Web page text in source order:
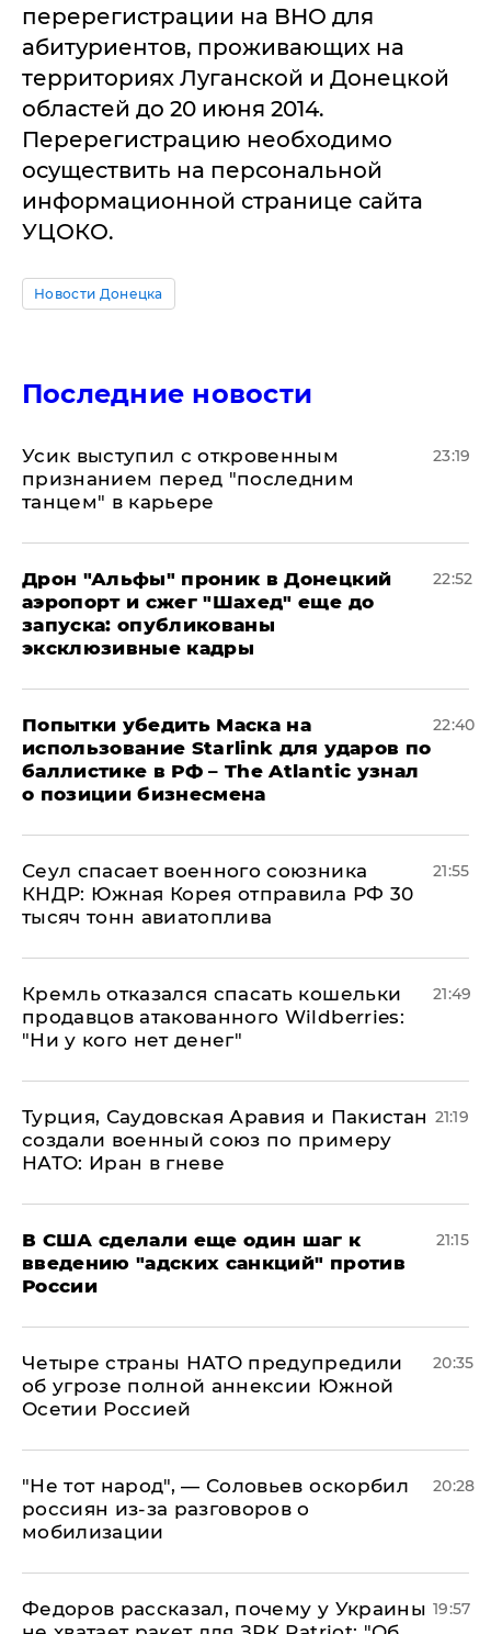
перерегистрации на ВНО для
абитуриентов, проживающих на
территориях Луганской и Донецкой
областей до 20 июня 2014.
Перерегистрацию необходимо
осуществить на персональной
информационной странице сайта
УЦОКО.
Новости Донецка
Последние новости
Усик выступил с откровенным
признанием перед "последним
танцем" в карьере
23:19
Дрон "Альфы" проник в Донецкий
аэропорт и сжег "Шахед" еще до
запуска: опубликованы
эксклюзивные кадры
22:52
Попытки убедить Маска на
использование Starlink для ударов по
баллистике в РФ – The Atlantic узнал
о позиции бизнесмена
22:40
​Сеул спасает военного союзника
КНДР: Южная Корея отправила РФ 30
тысяч тонн авиатоплива
21:55
Кремль отказался спасать кошельки
продавцов атакованного Wildberries:
"Ни у кого нет денег"
21:49
Турция, Саудовская Аравия и Пакистан
создали военный союз по примеру
НАТО: Иран в гневе
21:19
В США сделали еще один шаг к
введению "адских санкций" против
России
21:15
Четыре страны НАТО предупредили
об угрозе полной аннексии Южной
Осетии Россией
20:35
​"Не тот народ", — Соловьев оскорбил
россиян из-за разговоров о
мобилизации
20:28
Федоров рассказал, почему у Украины 19:57